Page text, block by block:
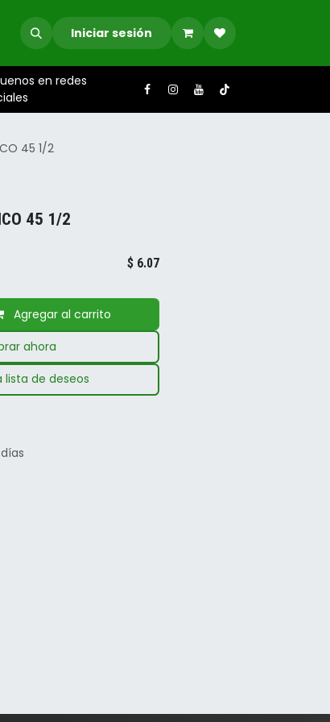
Iniciar sesión
en redes
45 1/2
45 1/2
Agregar al carrito
ahora
lista de deseos
$ 6.07